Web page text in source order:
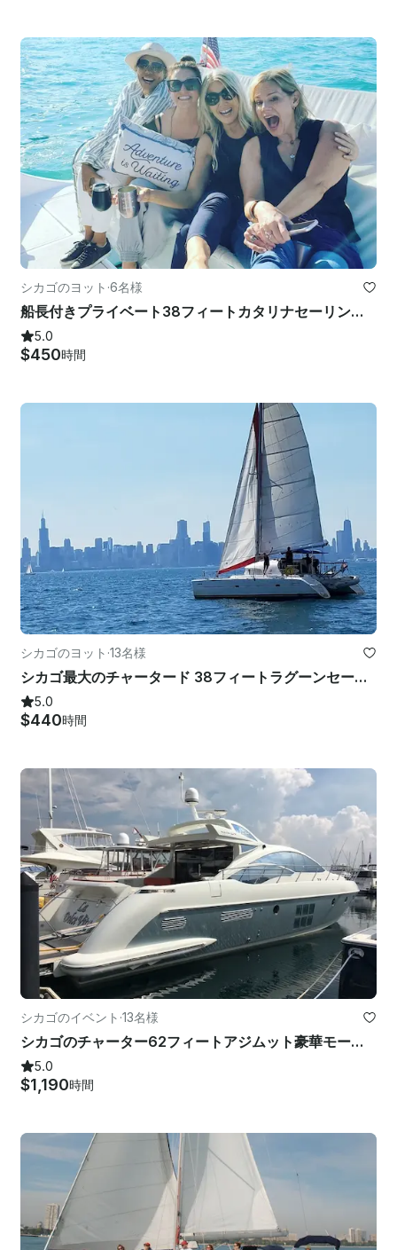
シカゴのヨット ·6名様
船長付きプライベート38フィートカタリナセーリングカタマランチャーター（最大7名まで）
5.0
$450時間
シカゴのヨット ·13名様
シカゴ最大のチャータード 38フィートラグーンセーリングカタマラン
5.0
$440時間
シカゴのイベント ·13名様
シカゴのチャーター62フィートアジムット豪華モーターヨットのレンタル船長！
5.0
$1,190時間